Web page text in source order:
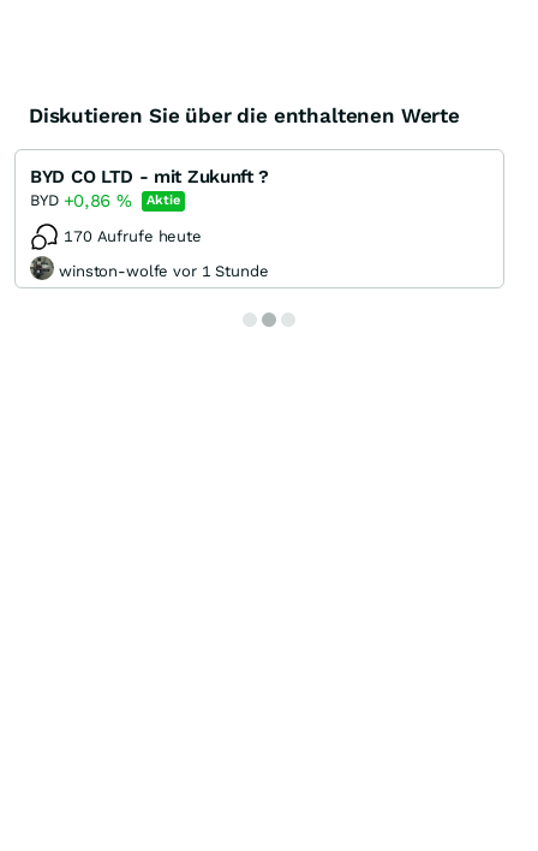
Diskutieren Sie über die enthaltenen Werte
BYD CO LTD - mit Zukunft ?
BYD +0,86 % Aktie
170 Aufrufe heute
winston-wolfe vor 1 Stunde